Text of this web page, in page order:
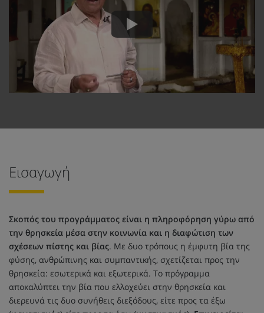
Εισαγωγή
Σκοπός του προγράμματος είναι η πληροφόρηση γύρω από
την θρησκεία μέσα στην κοινωνία και η διαφώτιση των
σχέσεων πίστης και βίας. Με δυο τρόπους η έμφυτη βία της
φύσης, ανθρώπινης και συμπαντικής, σχετίζεται προς την
θρησκεία: εσωτερικά και εξωτερικά. Το πρόγραμμα
αποκαλύπτει την βία που ελλοχεύει στην θρησκεία και
διερευνά τις δυο συνήθεις διεξόδους, είτε προς τα έξω